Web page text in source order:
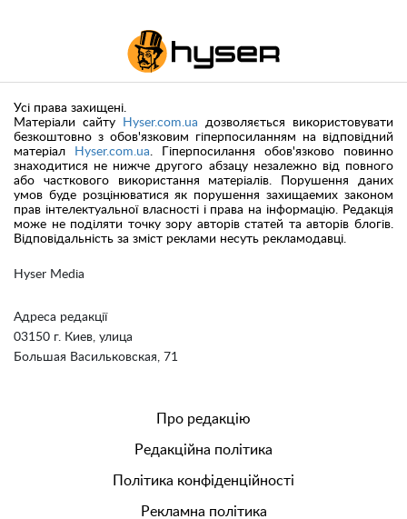
Hyser Media
Адреса редакції
03150 г. Киев, улица
Большая Васильковская, 71
Усі права захищені.
Матеріали сайту
Hyser.com.ua дозволяється використовувати
безкоштовно з обов'язковим гіперпосиланням на відповідний
матеріал
Hyser.com.ua . Гіперпосилання обов'язково повинно
знаходитися не нижче другого абзацу незалежно від повного
або часткового використання матеріалів. Порушення даних
умов буде розцінюватися як порушення захищаемих законом
прав інтелектуальної власності і права на інформацію. Редакція
може не поділяти точку зору авторів статей та авторів блогів.
Відповідальність за зміст реклами несуть рекламодавці.
Про редакцію
Редакційна політика
Політика конфіденційності
Рекламна політика